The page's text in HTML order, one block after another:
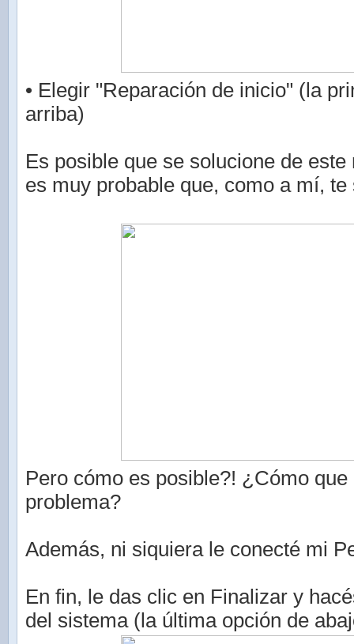
• Elegir "Reparación de inicio" (la
arriba)
Es posible que se solucione de
es muy probable que, como a mí,
Pero cómo es posible?! ¿Cómo que
problema?
Además, ni siquiera le conecté mi
En fin, le das clic en Finalizar y
del sistema (la última opción de